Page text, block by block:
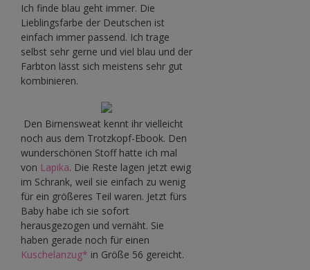
Ich finde blau geht immer. Die
Lieblingsfarbe der Deutschen ist
einfach immer passend. Ich trage
selbst sehr gerne und viel blau und der
Farbton lässt sich meistens sehr gut
kombinieren.
Den Birnensweat kennt ihr vielleicht
noch aus dem Trotzkopf-Ebook. Den
wunderschönen Stoff hatte ich mal
von Lapika. Die Reste lagen jetzt ewig
im Schrank, weil sie einfach zu wenig
für ein größeres Teil waren. Jetzt fürs
Baby habe ich sie sofort
herausgezogen und vernäht. Sie
haben gerade noch für einen
Kuschelanzug* in Größe 56 gereicht.